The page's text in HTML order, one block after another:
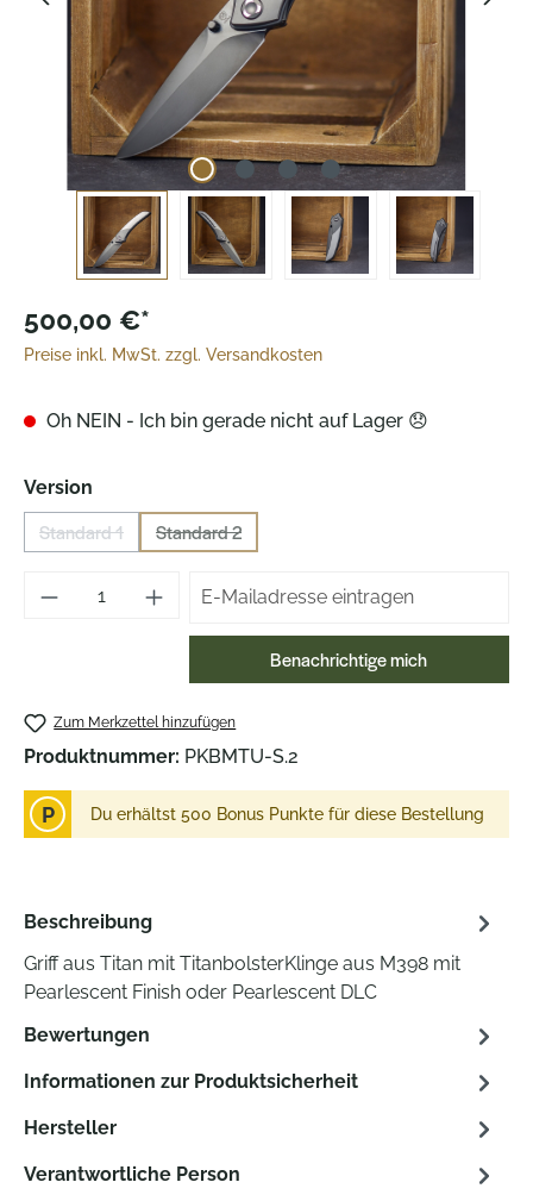
500,00 €*
Preise inkl. MwSt. zzgl. Versandkosten
Oh NEIN - Ich bin gerade nicht auf Lager 😞
Version
Standard 1(Diese Option ist zurzeit nicht verfügbar.)
Standard 2(Diese Option ist zurzeit nicht verfügbar.)
Benachrichtige mich
Zum Merkzettel hinzufügen
Produktnummer: PKBMTU-S.2
P Du erhältst 500 Bonus Punkte für diese Bestellung
Beschreibung
Griff aus Titan mit TitanbolsterKlinge aus M398 mit
Pearlescent Finish oder Pearlescent DLC
Bewertungen
Informationen zur Produktsicherheit
Hersteller
Verantwortliche Person